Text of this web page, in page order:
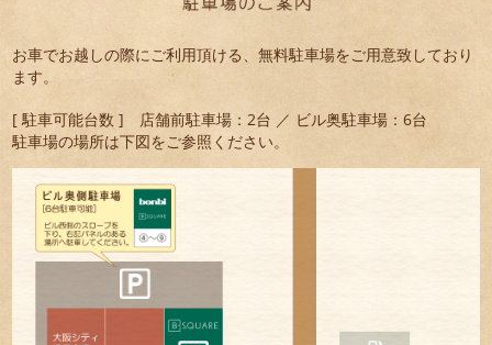
お車でお越しの際にご利用頂ける、無料駐車場をご用意致しており
ます。
[ 駐車可能台数 ] 店舗前駐車場：2台 ／ ビル奥駐車場：6台
駐車場の場所は下図をご参照ください。